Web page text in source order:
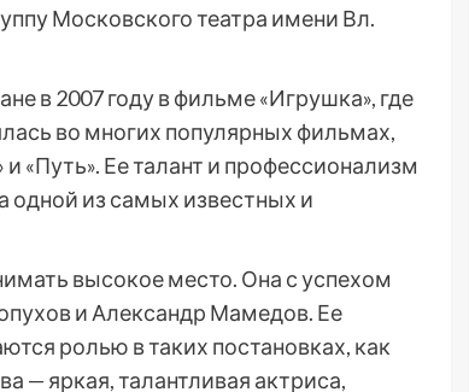
Московского театра имени Вл.
в 2007 году в фильме «Игрушка», где
во многих популярных фильмах,
Ее талант и профессионализм
одной из самых известных и
высокое место. Она с успехом
и Александр Мамедов. Ее
ролью в таких постановках, как
— яркая, талантливая актриса,